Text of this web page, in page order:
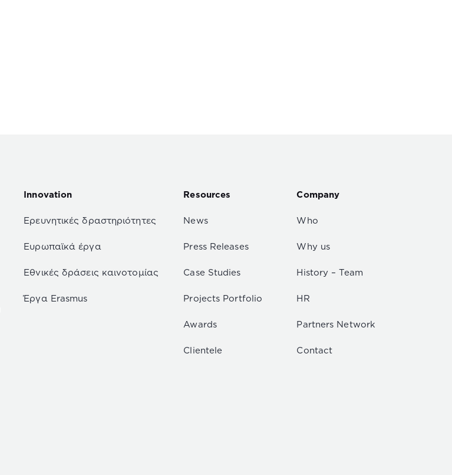
Innovation
Ερευνητικές δραστηριότητες
Ευρωπαϊκά έργα
Εθνικές δράσεις καινοτομίας
Έργα Erasmus
Resources
News
Press Releases
Case Studies
Projects Portfolio
Awards
Clientele
Company
Who
Why us
History – Team
HR
Partners Network
Contact